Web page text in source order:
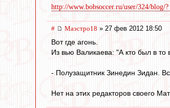
http://www.bobsoccer.ru/user/324/blog/
# Маэстро18 » 27 фев 2012 18:50
Вот где агонь.
Из вью Валикаева: "А кто был в
- Полузащитник Зинедин Зидан.
Нет на этих редакторов своего